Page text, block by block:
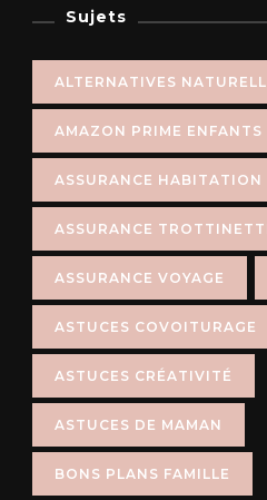
Sujets
ALTERNATIVES
AMAZON PRIME ENFANTS
ASSURANCE HABITATION
ASSURANCE
ASSURANCE VOYAGE
ASTUCES COVOITURAGE
ASTUCES CRÉATIVITÉ
ASTUCES DE MAMAN
BONS PLANS FAMILLE